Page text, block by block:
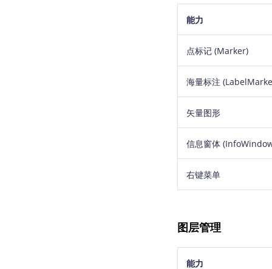
能力
点标记 (Marker)
海量标注
矢量图形
信息窗体
右键菜单
图层管理
能力